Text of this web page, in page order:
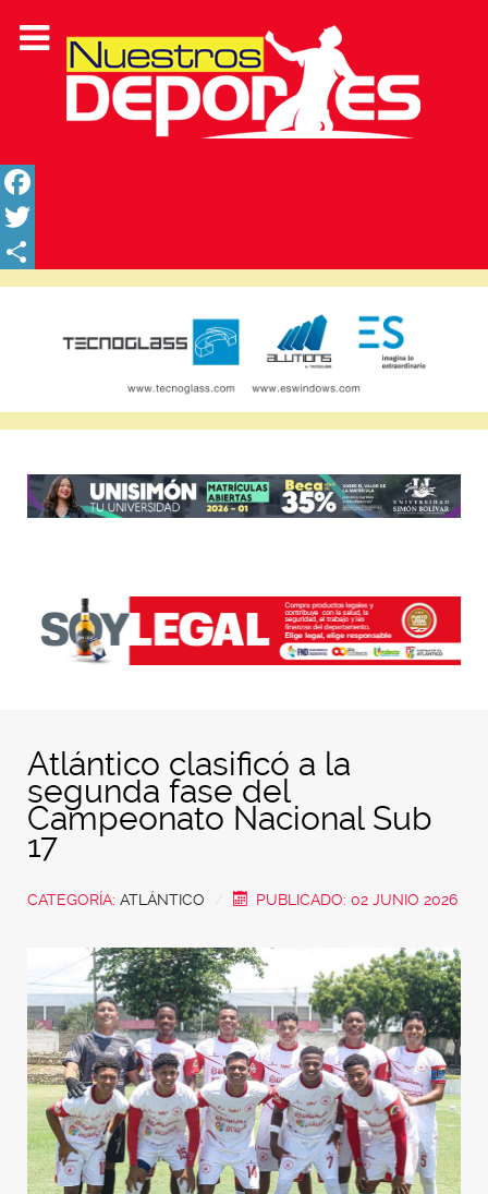
Facebook
Twitter
Share
Atlántico clasificó a la
segunda fase del
Campeonato Nacional Sub
17
CATEGORÍA: ATLÁNTICO PUBLICADO: 02 JUNIO 2026